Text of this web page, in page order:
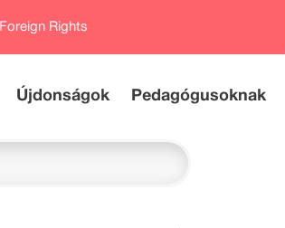
Foreign Rights
Újdonságok Pedagógusoknak